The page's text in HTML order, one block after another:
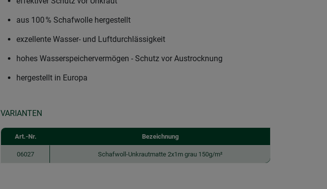
aus 100 % Schafwolle hergestellt
exzellente Wasser- und Luftdurchlässigkeit
hohes Wasserspeichervermögen - Schutz vor Austrocknung
hergestellt in Europa
VARIANTEN
Art.-Nr. Bezeichnung
06027 Schafwoll-Unkrautmatte 2x1m grau 150g/m²